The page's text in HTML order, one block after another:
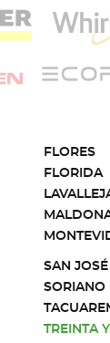
FLORES
FLORIDA
SAN JOSÉ
SORIANO
TREINTA